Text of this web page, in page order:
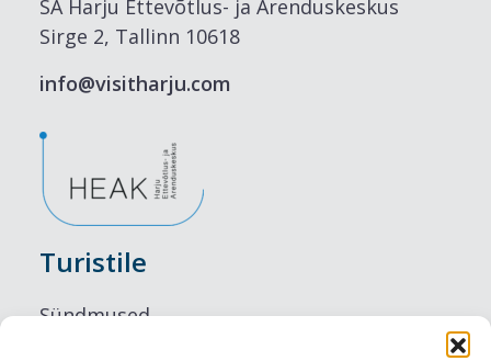
SA Harju Ettevõtlus- ja Arenduskeskus
Sirge 2, Tallinn 10618
info@visitharju.com
Turistile
Sündmused